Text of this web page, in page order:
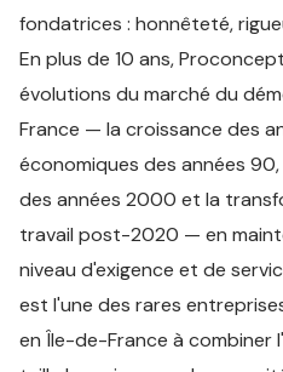
fondatrices : honnêteté,
En plus de 10 ans,
évolutions du marché du
France — la croissance des
économiques des années
des années 2000 et la
travail post-2020 — en
niveau d'exigence et de
est l'une des rares
en Île-de-France à combiner